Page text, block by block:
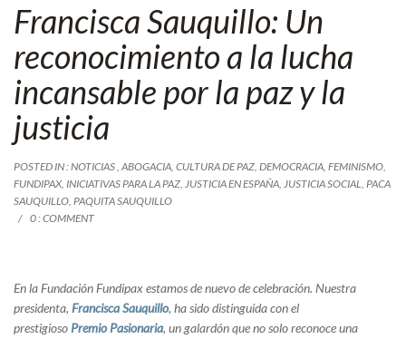
Francisca Sauquillo: Un
reconocimiento a la lucha
incansable por la paz y la
justicia
POSTED IN :NOTICIAS, ABOGACIA, CULTURA DE PAZ, DEMOCRACIA, FEMINISMO,
FUNDIPAX, INICIATIVAS PARA LA PAZ, JUSTICIA EN ESPAÑA, JUSTICIA SOCIAL, PACA
SAUQUILLO, PAQUITA SAUQUILLO
0 : COMMENT
En la Fundación Fundipax estamos de nuevo de celebración. Nuestra
presidenta, Francisca Sauquillo, ha sido distinguida con el
prestigioso Premio Pasionaria, un galardón que no solo reconoce una